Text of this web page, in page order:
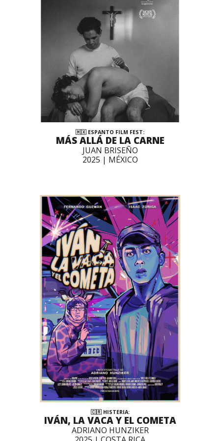
🇲🇽 ESPANTO FILM FEST:
MÁS ALLÁ DE LA CARNE
JUAN BRISEÑO
2025 | MÉXICO
🇨🇷 HISTERIA:
IVÁN, LA VACA Y EL COMETA
ADRIANO HUNZIKER